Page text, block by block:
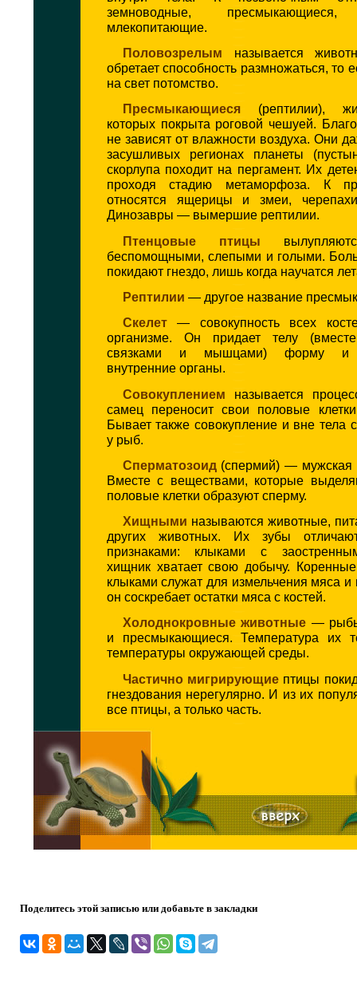
земноводные,
млекопитающие.
Половозрелым называется
обретает способность размножаться, то
на свет потомство.
Пресмыкающиеся(рептилии),
которых покрыта роговой чешуей.
не зависят от влажности воздуха. Они
засушливых регионах планеты
скорлупа походит на пергамент. Их
проходя стадию метаморфоза. К
относятся ящерицы и змеи,
Динозавры — вымершие рептилии.
Птенцовые птицы
беспомощными, слепыми и голыми.
покидают гнездо, лишь когда научатся
Рептилии — другое название
Скелет— совокупность всех
организме. Он придает телу
связками и мышцами) форму и
внутренние органы.
Совокуплением называется
самец переносит свои половые
Бывает также совокупление и вне тела
у рыб.
Сперматозоид(спермий) — мужская
Вместе с веществами, которые
половые клетки образуют сперму.
Хищными называются животные,
других животных. Их зубы
признаками: клыками с
хищник хватает свою добычу.
клыками служат для измельчения мяса и
он соскребает остатки мяса с костей.
Холоднокровные животные —
и пресмыкающиеся. Температура их
температуры окружающей среды.
Частично мигрирующие птицы
гнездования нерегулярно. И из их
все птицы, а только часть.
Поделитесь этой записью или добавьте в закладки